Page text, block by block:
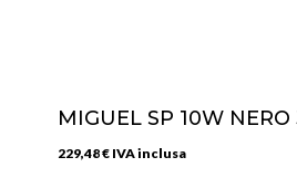
MIGUEL SP 10W
229,48€ IVA inclusa